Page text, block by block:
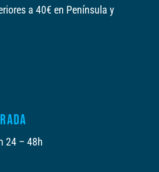
a 40€ en Península y
24 – 48h